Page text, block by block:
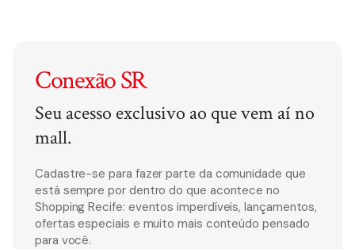
Conexão SR
Seu acesso exclusivo ao que vem aí no
mall.
Cadastre-se para fazer parte da comunidade que
está sempre por dentro do que acontece no
Shopping Recife: eventos imperdíveis, lançamentos,
ofertas especiais e muito mais conteúdo pensado
para você.